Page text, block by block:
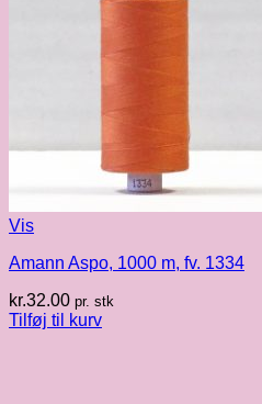
Vis
Amann Aspo, 1000 m, fv. 1334
kr.32.00 pr. stk
Tilføj til kurv